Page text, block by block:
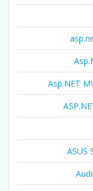
Asp.NET
ASUS